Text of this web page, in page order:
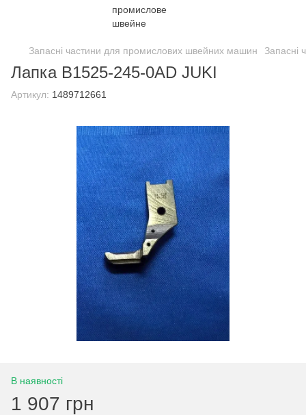
Запасні частини для промислових швейних машин Запасні
Лапка B1525-245-0AD JUKI
Артикул: 1489712661
В наявності
1 907 грн